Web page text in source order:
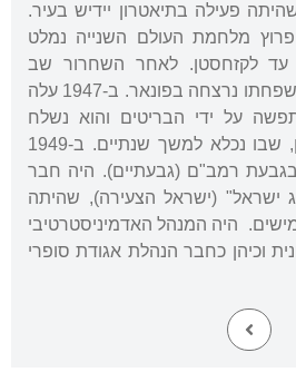
פעילה בתיאטרון יידיש בעיר.
פרוץ מלחמת העולם השנייה נמלט
עד לקזחסטן. לאחר השחרור שב
לווילנה, שם נודע לו כי משפחתו נרצחה בפונאר. ב-1947 עלה
על ידי הבריטים והוא נשלח
למחנה מעצר בקפריסין, שבו נכלא למשך שנתיים. ב-1949
בגבעת רמב"ם (גבעתיים). היה חבר
ישראל" (ישראל הצעירה), שהיתה
היה המנהל האדמיניסטרטיבי
וכיהן כחבר הנהלת אגודת סופרי